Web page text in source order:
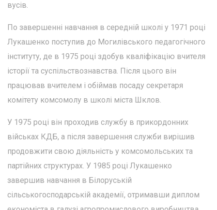
вусів.
По завершенні навчання в середній школі у 1971 році
Лукашенко поступив до Могилівського педагогічного
інституту, де в 1975 році здобув кваліфікацію вчителя
історії та суспільствознавства. Після цього він
працював вчителем і обіймав посаду секретаря
комітету комсомолу в школі міста Шклов.
У 1975 році він проходив службу в прикордонних
військах КДБ, а після завершення служби вирішив
продовжити свою діяльність у комсомольських та
партійних структурах. У 1985 році Лукашенко
завершив навчання в Білоруській
сільськогосподарській академії, отримавши диплом